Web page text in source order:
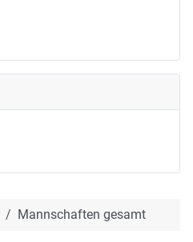
Mannschaften gesamt